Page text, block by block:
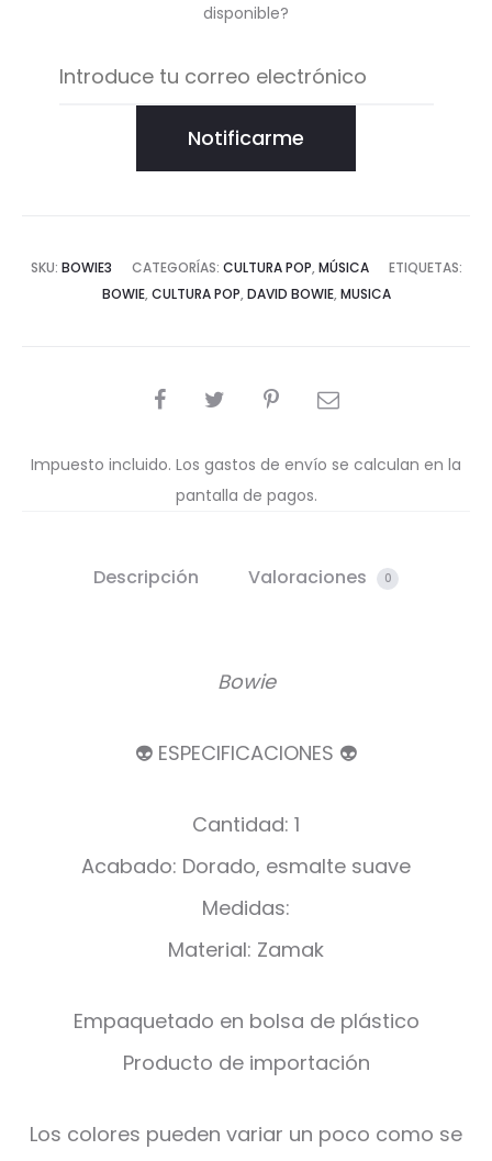
disponible?
Notificarme
SKU: BOWIE3 CATEGORÍAS: CULTURA POP, MÚSICA
ETIQUETAS:
BOWIE, CULTURA POP, DAVID BOWIE, MUSICA
COMPARTIR
Impuesto incluido. Los gastos de envío se calculan en la
pantalla de pagos.
Descripción Valoraciones 0
Bowie
👽 ESPECIFICACIONES 👽
Cantidad: 1
Acabado: Dorado, esmalte suave
Medidas:
Material: Zamak
Empaquetado en bolsa de plástico
Producto de importación
Los colores pueden variar un poco como se